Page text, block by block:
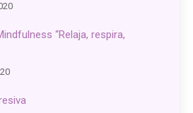
“Relaja, respira,